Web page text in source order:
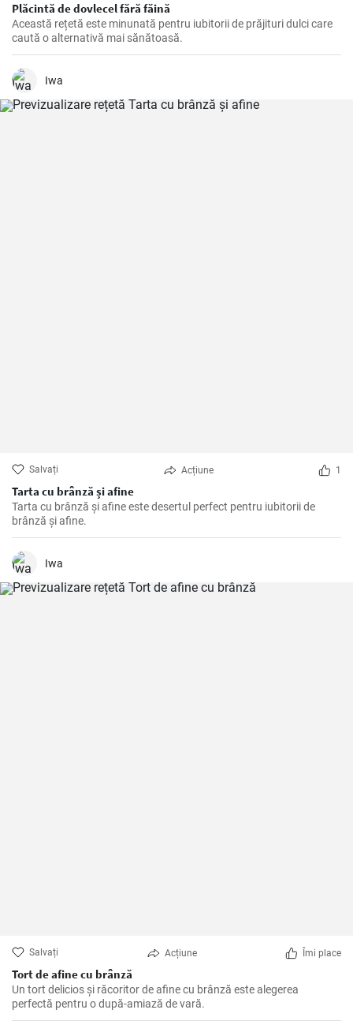
Plăcintă de dovlecel fără făină
Această rețetă este minunată pentru iubitorii de prăjituri dulci care
caută o alternativă mai sănătoasă.
Iwa
Salvați Acțiune 1
Tarta cu brânză și afine
Tarta cu brânză și afine este desertul perfect pentru iubitorii de
brânză și afine.
Iwa
Salvați Acțiune Îmi place
Tort de afine cu brânză
Un tort delicios și răcoritor de afine cu brânză este alegerea
perfectă pentru o după-amiază de vară.